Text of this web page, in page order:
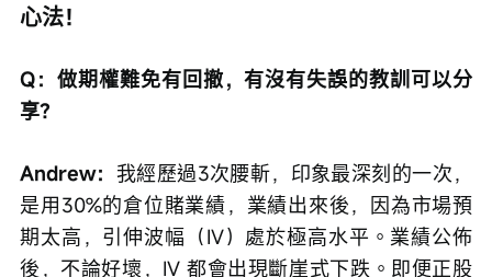
三、不梭哈，不賭業績！期權百倍背後的投資
心法！